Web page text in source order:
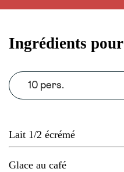
Ingrédients pour
10 pers.
Lait 1/2 écrémé
Glace au café